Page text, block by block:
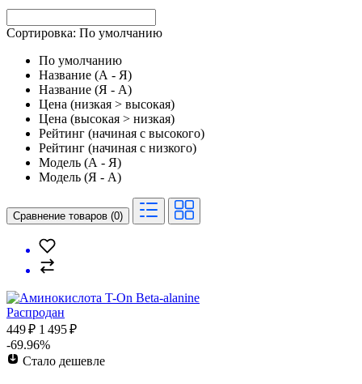
Сортировка: По умолчанию
По умолчанию
Название (А - Я)
Название (Я - А)
Цена (низкая > высокая)
Цена (высокая > низкая)
Рейтинг (начиная с высокого)
Рейтинг (начиная с низкого)
Модель (А - Я)
Модель (Я - А)
Сравнение товаров (0)
Распродан
449 ₽ 1 495 ₽
-69.96%
Стало дешевле